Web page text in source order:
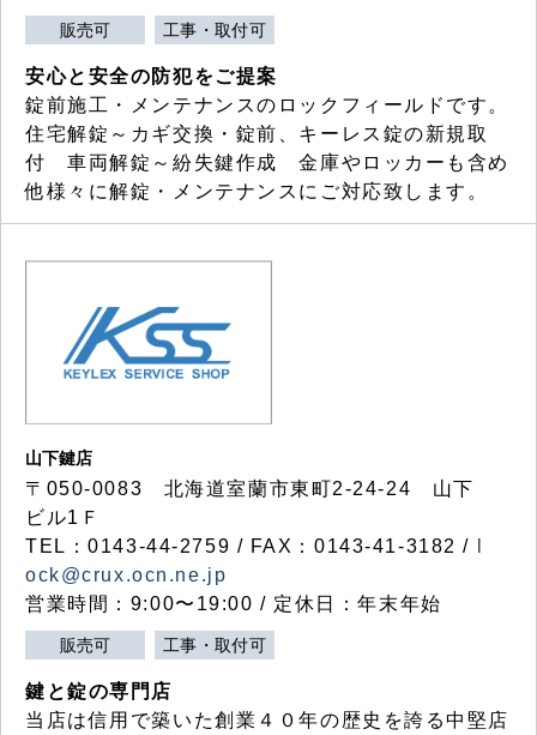
販売可 工事・取付可
安心と安全の防犯をご提案
錠前施工・メンテナンスのロックフィールドです。
住宅解錠～カギ交換・錠前、キーレス錠の新規取
付 車両解錠～紛失鍵作成 金庫やロッカーも含め
他様々に解錠・メンテナンスにご対応致します。
山下鍵店
〒050-0083 北海道室蘭市東町2-24-24 山下
ビル1Ｆ
TEL：0143-44-2759 / FAX：0143-41-3182 /
ock@crux.ocn.ne.jp
営業時間：9:00〜19:00 / 定休日：年末年始
販売可 工事・取付可
鍵と錠の専門店
当店は信用で築いた創業４０年の歴史を誇る中堅店